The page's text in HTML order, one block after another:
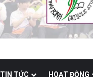
TIN TỨC HOẠT ĐỘNG